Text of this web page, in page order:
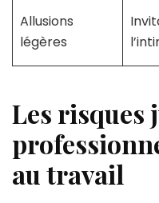
Allusions
légères
Les risques
au travail